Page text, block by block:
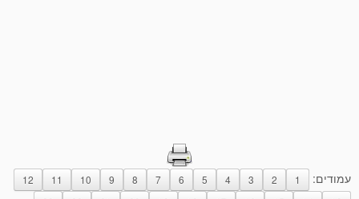
עמודים: 1
2
3
4
5
6
7
8
9
10
11
12